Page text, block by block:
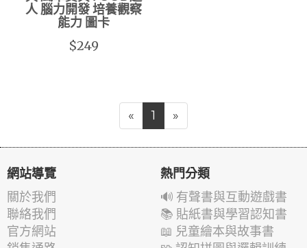
人 腦力開發 培養觀察
能力 圖卡
$249
« 1 »
網站導覽
關於我們
聯絡我們
官方網站
熱門分類
🔊 有聲書與互動遊戲書
📚 貼紙書與學習認知書
📖 兒童繪本與故事書